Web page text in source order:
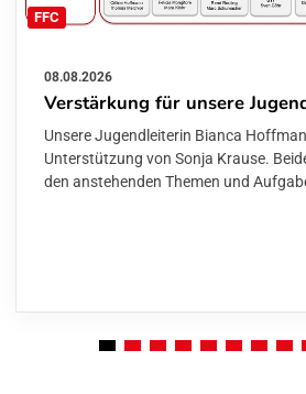
FFC
08.08.2026
Verstärkung für unsere
Unsere Jugendleiterin Bianca
Unterstützung von Sonja Krause.
den anstehenden Themen und